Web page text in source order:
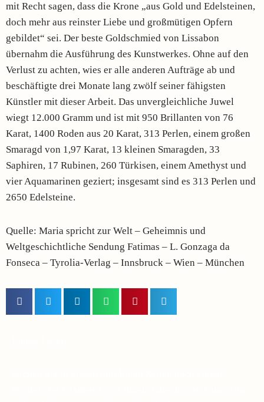
mit Recht sagen, dass die Krone „aus Gold und Edelsteinen,
doch mehr aus reinster Liebe und großmütigen Opfern
gebildet“ sei. Der beste Goldschmied von Lissabon
übernahm die Ausführung des Kunstwerkes. Ohne auf den
Verlust zu achten, wies er alle anderen Aufträge ab und
beschäftigte drei Monate lang zwölf seiner fähigsten
Künstler mit dieser Arbeit. Das unvergleichliche Juwel
wiegt 12.000 Gramm und ist mit 950 Brillanten von 76
Karat, 1400 Roden aus 20 Karat, 313 Perlen, einem großen
Smaragd von 1,97 Karat, 13 kleinen Smaragden, 33
Saphiren, 17 Rubinen, 260 Türkisen, einem Amethyst und
vier Aquamarinen geziert; insgesamt sind es 313 Perlen und
2650 Edelsteine.
Quelle: Maria spricht zur Welt – Geheimnis und
Weltgeschichtliche Sendung Fatimas – L. Gonzaga da
Fonseca – Tyrolia-Verlag – Innsbruck – Wien – München